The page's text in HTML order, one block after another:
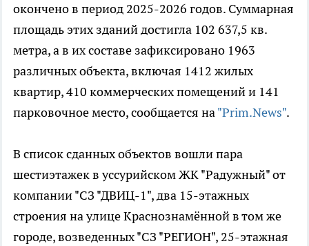
окончено в период 2025-2026 годов. Суммарная
площадь этих зданий достигла 102 637,5 кв.
метра, а в их составе зафиксировано 1963
различных объекта, включая 1412 жилых
квартир, 410 коммерческих помещений и 141
парковочное место, сообщается на"Prim.News".
В список сданных объектов вошли пара
шестиэтажек в уссурийском ЖК "Радужный" от
компании "СЗ "ДВИЦ-1", два 15-этажных
строения на улице Краснознамённой в том же
городе, возведенных "СЗ "РЕГИОН", 25-этажная